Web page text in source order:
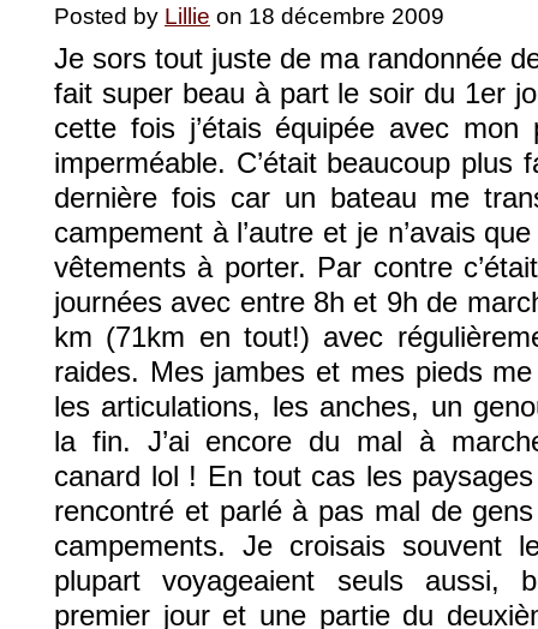
Posted by Lillie on 18 décembre 2009
Je sors tout juste de ma randonnée
fait super beau à part le soir du 1er
cette fois j’étais équipée avec mon
imperméable. C’était beaucoup plus
dernière fois car un bateau me
campement à l’autre et je n’avais
vêtements à porter. Par contre
journées avec entre 8h et 9h de
km (71km en tout!) avec
raides. Mes jambes et mes pieds
les articulations, les anches, un
la fin. J’ai encore du mal à
canard lol ! En tout cas les
rencontré et parlé à pas mal de
campements. Je croisais souvent
plupart voyageaient seuls aussi,
premier jour et une partie du